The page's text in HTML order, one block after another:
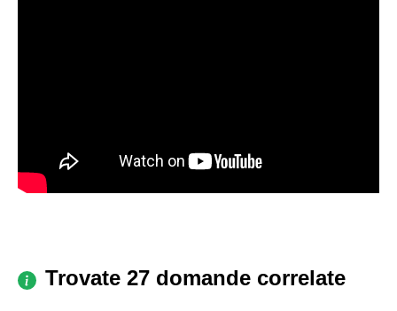
Trovate 27 domande correlate